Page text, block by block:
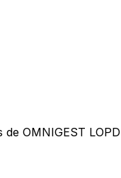
OMNIGEST